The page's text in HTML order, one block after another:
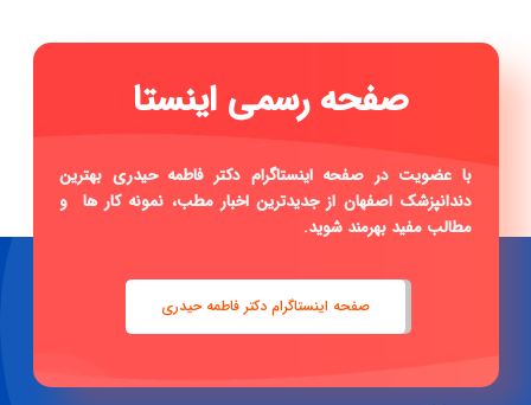
ص|
با عضویت در صفحه اینستاگرام دکتر فاطمه حیدری بهترین
دندانپزشک اصفهان از جدیدترین اخبار مطب، نمونه کار ها و
مطالب مفید بهرمند شوید.
صفحه اینستاگرام دکتر فاطمه حیدری